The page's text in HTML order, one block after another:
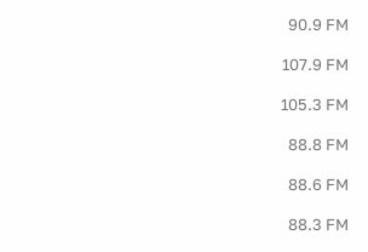
90.9 FM
107.9 FM
105.3 FM
88.8 FM
88.6 FM
88.3 FM